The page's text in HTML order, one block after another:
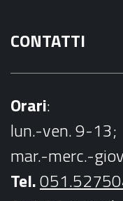
CONTATTI
Orari:
lun.-ven. 9-13;
mar.-merc.-
Tel.